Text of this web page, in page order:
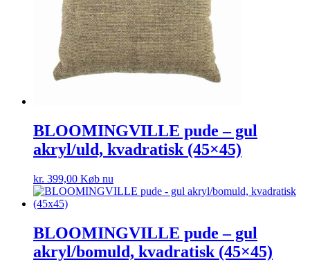
BLOOMINGVILLE pude – gul
akryl/uld, kvadratisk (45×45)
kr. 399,00 Køb nu
BLOOMINGVILLE pude – gul
akryl/bomuld, kvadratisk (45×45)